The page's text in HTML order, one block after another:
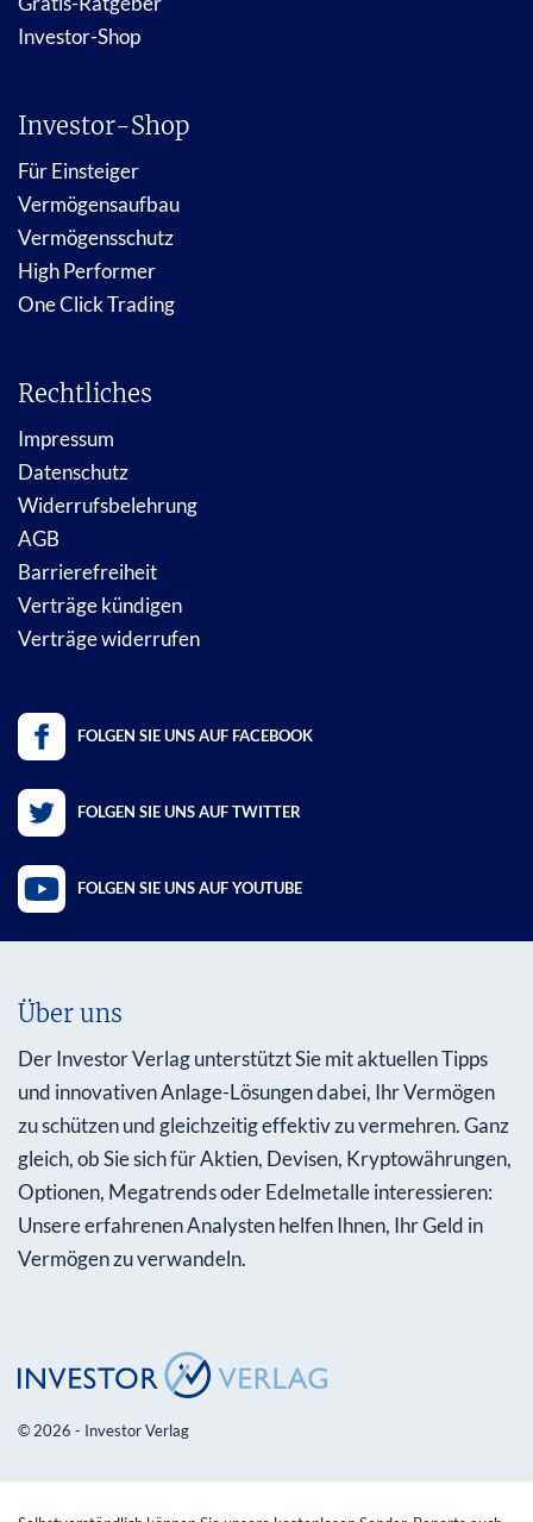
Investor-Shop
Investor-Shop
Für Einsteiger
Vermögensaufbau
Vermögensschutz
High Performer
One Click Trading
Rechtliches
Impressum
Datenschutz
Widerrufsbelehrung
AGB
Barrierefreiheit
Verträge kündigen
Verträge widerrufen
FOLGEN SIE UNS AUF FACEBOOK
FOLGEN SIE UNS AUF TWITTER
FOLGEN SIE UNS AUF YOUTUBE
Über uns
Der Investor Verlag unterstützt Sie mit aktuellen Tipps
und innovativen Anlage-Lösungen dabei, Ihr Vermögen
zu schützen und gleichzeitig effektiv zu vermehren. Ganz
gleich, ob Sie sich für Aktien, Devisen, Kryptowährungen,
Optionen, Megatrends oder Edelmetalle interessieren:
Unsere erfahrenen Analysten helfen Ihnen, Ihr Geld in
Vermögen zu verwandeln.
© 2026 - Investor Verlag